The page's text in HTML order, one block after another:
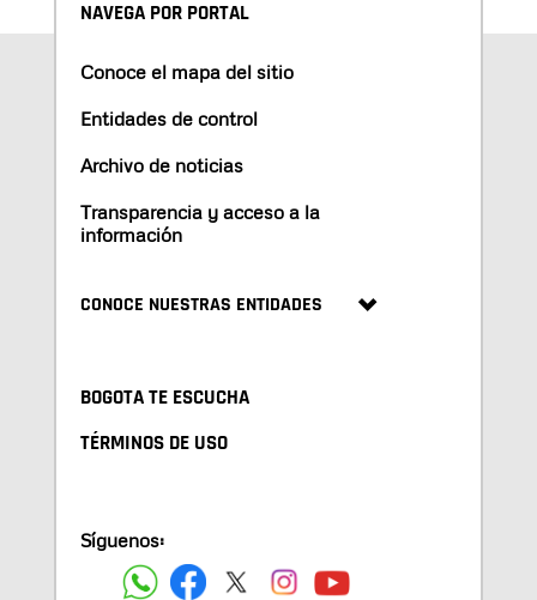
NAVEGA POR PORTAL
Conoce el mapa del sitio
Entidades de control
Archivo de noticias
Transparencia y acceso a la
información
CONOCE NUESTRAS ENTIDADES
BOGOTA TE ESCUCHA
TÉRMINOS DE USO
Síguenos: